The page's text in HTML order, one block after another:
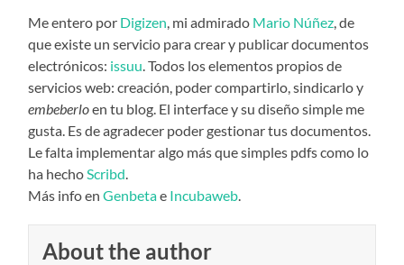
Me entero por Digizen , mi admirado Mario Núñez , de
que existe un servicio para crear y publicar documentos
electrónicos: issuu . Todos los elementos propios de
servicios web: creación, poder compartirlo, sindicarlo y
embeberloen tu blog. El interface y su diseño simple me
gusta. Es de agradecer poder gestionar tus documentos.
Le falta implementar algo más que simples pdfs como lo
ha hecho Scribd
Más info enGenbetae Incubaweb
About the author